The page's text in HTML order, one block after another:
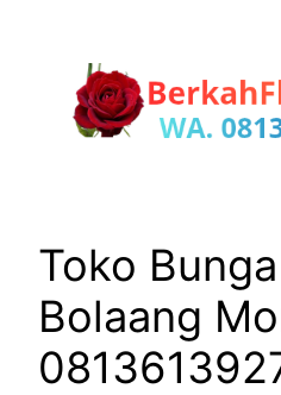
Toko
Bolaang